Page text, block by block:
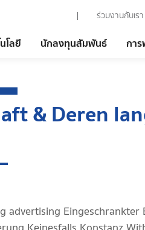
ร่วมงานกับเรา
โลยี นักลงทุนสัมพันธ์ กา
& Deren
advertising